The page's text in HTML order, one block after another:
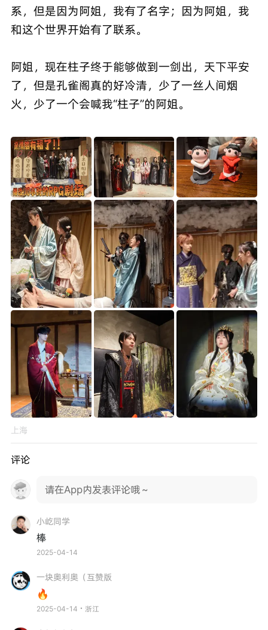
系，但是因为阿姐，我有了名字；因为阿姐，我
和这个世界开始有了联系。
阿姐，现在柱子终于能够做到一剑出，天下平安
了，但是孔雀阁真的好冷清，少了一丝人间烟
火，少了一个会喊我“柱子”的阿姐。
上海
评论
请在App内发表评论哦～
小屹同学
棒
2025-04-14
一块奥利奥（互赞版
🔥
2025-04-14・浙江